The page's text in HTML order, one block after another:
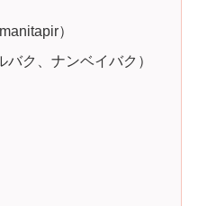
）
ク、ナンベイバク）